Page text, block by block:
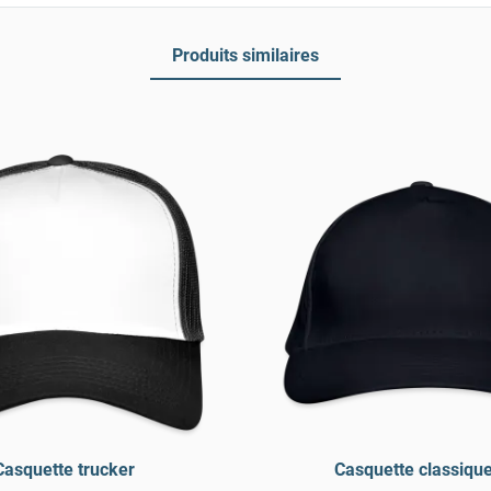
Produits similaires
trucker Casquette